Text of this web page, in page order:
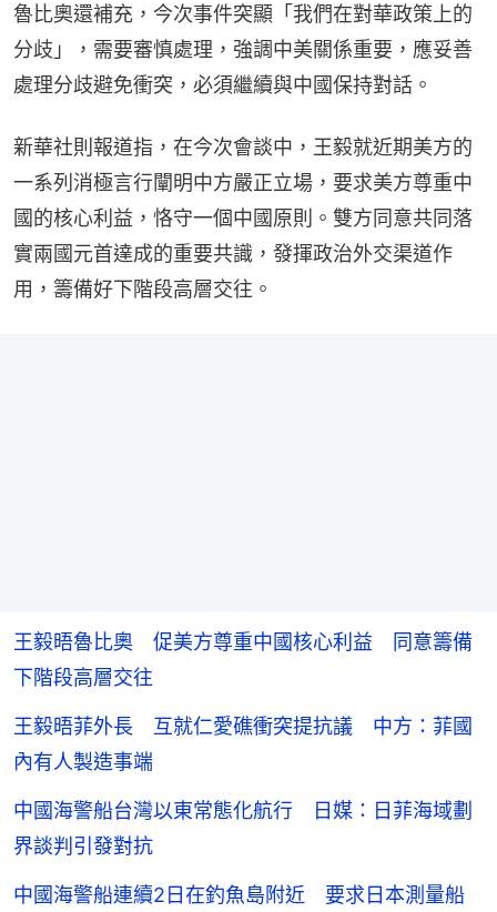
魯比奧還補充，今次事件突顯「我們在對華政策上的
分歧」，需要審慎處理，強調中美關係重要，應妥善
處理分歧避免衝突，必須繼續與中國保持對話。
新華社則報道指，在今次會談中，王毅就近期美方的
一系列消極言行闡明中方嚴正立場，要求美方尊重中
國的核心利益，恪守一個中國原則。雙方同意共同落
實兩國元首達成的重要共識，發揮政治外交渠道作
用，籌備好下階段高層交往。
王毅晤魯比奧 促美方尊重中國核心利益 同意籌備
下階段高層交往
王毅晤菲外長 互就仁愛礁衝突提抗議 中方：菲國
內有人製造事端
中國海警船台灣以東常態化航行 日媒：日菲海域劃
界談判引發對抗
中國海警船連續2日在釣魚島附近 要求日本測量船